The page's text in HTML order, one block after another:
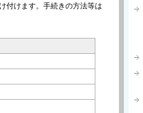
付けます。手続きの方法等は